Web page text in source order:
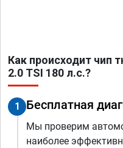
Как происходит чип
2.0 TSI 180 л.с.?
1 Бесплатная
Мы проверим
наиболее